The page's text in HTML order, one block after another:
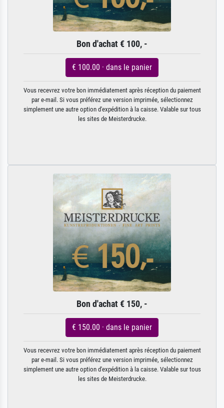
Bon d'achat € 100, -
€ 100.00 · dans le panier
Vous recevrez votre bon immédiatement après réception du paiement
par e-mail. Si vous préférez une version imprimée, sélectionnez
simplement une autre option d'expédition à la caisse. Valable sur tous
les sites de Meisterdrucke.
Bon d'achat € 150, -
€ 150.00 · dans le panier
Vous recevrez votre bon immédiatement après réception du paiement
par e-mail. Si vous préférez une version imprimée, sélectionnez
simplement une autre option d'expédition à la caisse. Valable sur tous
les sites de Meisterdrucke.